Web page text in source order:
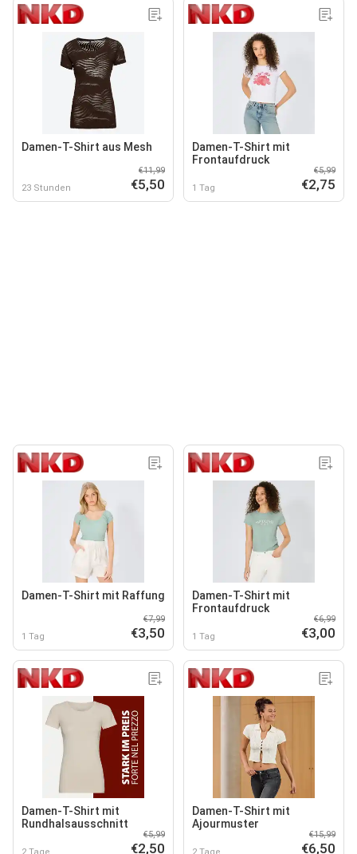
Damen-T-Shirt aus Mesh
23 Stunden
€11,99
€5,50
Damen-T-Shirt mit
Frontaufdruck
1 Tag
€5,99
€2,75
Damen-T-Shirt mit Raffung
1 Tag
€7,99
€3,50
Damen-T-Shirt mit
Frontaufdruck
1 Tag
€6,99
€3,00
Damen-T-Shirt mit
Rundhalsausschnitt
2 Tage
€5,99
€2,50
Damen-T-Shirt mit
Ajourmuster
2 Tage
€15,99
€6,50